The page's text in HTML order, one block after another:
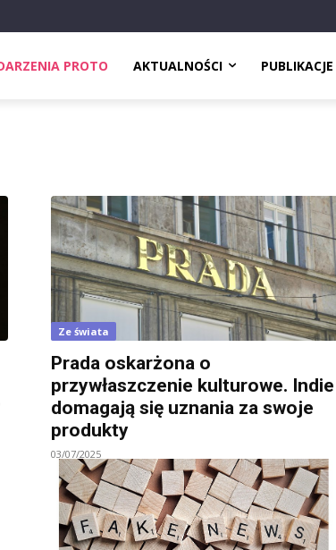
PROTO AKTUALNOŚCI PUBLIKACJE
Ze świata
Prada oskarżona o
przywłaszczenie kulturowe. Indie
domagają się uznania za swoje
produkty
03/07/2025